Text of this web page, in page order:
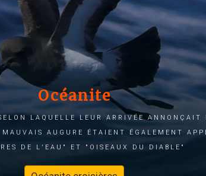
Océanite
laquelle leur arrivée annonçait
augure étaient également
de l'eau" et "oiseaux du diable"